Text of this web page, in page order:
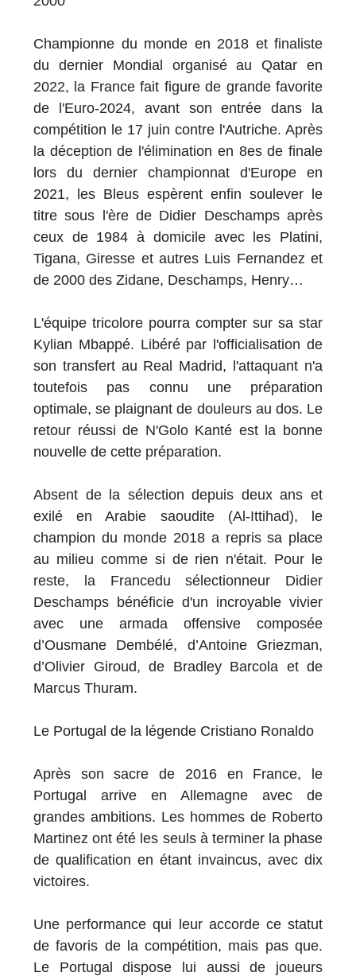
Championne du monde en 2018 et finaliste
du dernier Mondial organisé au Qatar en
2022, la France fait figure de grande favorite
de l'Euro-2024, avant son entrée dans la
compétition le 17 juin contre l'Autriche. Après
la déception de l'élimination en 8es de finale
lors du dernier championnat d'Europe en
2021, les Bleus espèrent enfin soulever le
titre sous l'ère de Didier Deschamps après
ceux de 1984 à domicile avec les Platini,
Tigana, Giresse et autres Luis Fernandez et
de 2000 des Zidane, Deschamps, Henry…
L'équipe tricolore pourra compter sur sa star
Kylian Mbappé. Libéré par l'officialisation de
son transfert au Real Madrid, l'attaquant n'a
toutefois pas connu une préparation
optimale, se plaignant de douleurs au dos. Le
retour réussi de N'Golo Kanté est la bonne
nouvelle de cette préparation.
Absent de la sélection depuis deux ans et
exilé en Arabie saoudite (Al-Ittihad), le
champion du monde 2018 a repris sa place
au milieu comme si de rien n'était. Pour le
reste, la Francedu sélectionneur Didier
Deschamps bénéficie d'un incroyable vivier
avec une armada offensive composée
d’Ousmane Dembélé, d’Antoine Griezman,
d’Olivier Giroud, de Bradley Barcola et de
Marcus Thuram.
Le Portugal de la légende Cristiano Ronaldo
Après son sacre de 2016 en France, le
Portugal arrive en Allemagne avec de
grandes ambitions. Les hommes de Roberto
Martinez ont été les seuls à terminer la phase
de qualification en étant invaincus, avec dix
victoires.
Une performance qui leur accorde ce statut
de favoris de la compétition, mais pas que.
Le Portugal dispose lui aussi de joueurs